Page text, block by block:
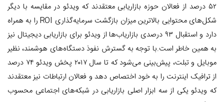
۵۲ درصد از فعالان حوزه بازاریابی معتقدند که ویدئو در مقایسه با دیگر
شکل‌های محتوایی بالاترین میزان بازگشت سرمایه‌گذاری ROI را به همراه
دارد و استقبال ۹۳ درصدی بازاریاب‌ها از ویدئو برای بازاریابی دیجیتال نیز
به همین خاطر است.با توجه به گسترش نفوذ دستگاه‌های هوشمند، نظیر
موبایل و تبلت، پیش‌بینی می‌شود که تا سال ۲۰۱۷ پخش ویدئو ۷۴ درصد
از ترافیک اینترنت را به خود اختصاص دهد و فعالان ارتباطات نیز معتقدند
که ویدئو یکی از سه ابزار اصلی بازاریابی در شبکه‌های اجتماعی محسوب